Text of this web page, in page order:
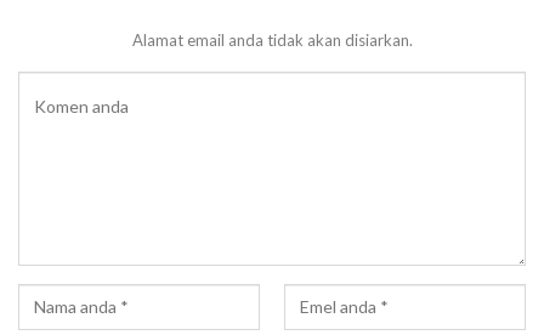
Alamat email anda tidak akan disiarkan.